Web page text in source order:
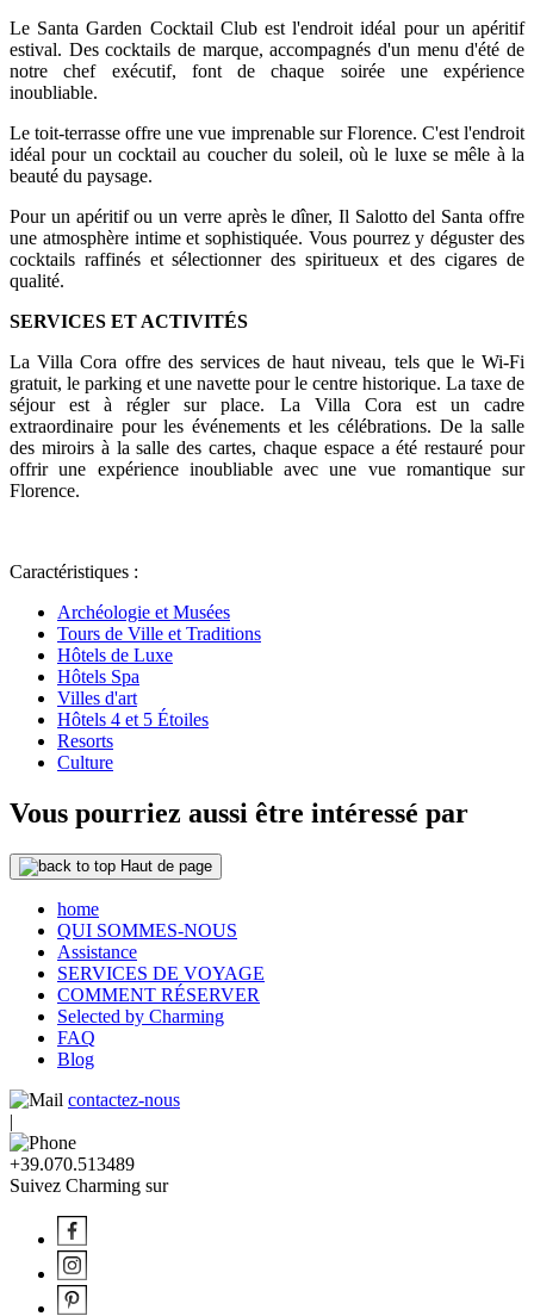
Le Santa Garden Cocktail Club est l'endroit idéal pour un apéritif
estival. Des cocktails de marque, accompagnés d'un menu d'été de
notre chef exécutif, font de chaque soirée une expérience
inoubliable.
Le toit-terrasse offre une vue imprenable sur Florence. C'est l'endroit
idéal pour un cocktail au coucher du soleil, où le luxe se mêle à la
beauté du paysage.
Pour un apéritif ou un verre après le dîner, Il Salotto del Santa offre
une atmosphère intime et sophistiquée. Vous pourrez y déguster des
cocktails raffinés et sélectionner des spiritueux et des cigares de
qualité.
SERVICES ET ACTIVITÉS
La Villa Cora offre des services de haut niveau, tels que le Wi-Fi
gratuit, le parking et une navette pour le centre historique. La taxe de
séjour est à régler sur place. La Villa Cora est un cadre
extraordinaire pour les événements et les célébrations. De la salle
des miroirs à la salle des cartes, chaque espace a été restauré pour
offrir une expérience inoubliable avec une vue romantique sur
Florence.
Caractéristiques :
Archéologie et Musées
Tours de Ville et Traditions
Hôtels de Luxe
Hôtels Spa
Villes d'art
Hôtels 4 et 5 Étoiles
Resorts
Culture
Vous pourriez aussi être intéressé par
Haut de page
home
QUI SOMMES-NOUS
Assistance
SERVICES DE VOYAGE
COMMENT RÉSERVER
Selected by Charming
FAQ
Blog
contactez-nous
|
+39.070.513489
Suivez Charming sur